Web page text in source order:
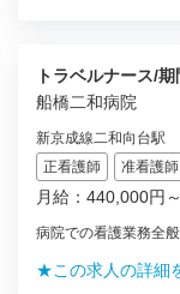
トラベルナース/
船橋二和病院
新京成線二和向台駅
正看護師
准看護師
月給：440,000円～
病院での看護業務全般
★この求人の詳細